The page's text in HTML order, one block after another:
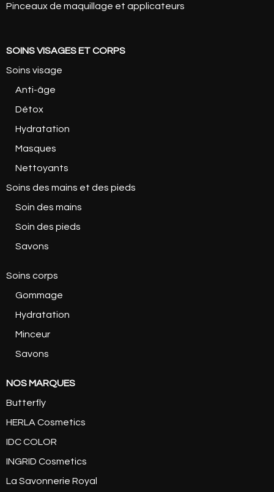
Pinceaux de maquillage et applicateurs
SOINS VISAGES ET CORPS
Soins visage
Anti-âge
Détox
Hydratation
Masques
Nettoyants
Soins des mains et des pieds
Soin des mains
Soin des pieds
Savons
Soins corps
Gommage
Hydratation
Minceur
Savons
NOS MARQUES
Butterfly
HERLA Cosmetics
IDC COLOR
INGRID Cosmetics
La Savonnerie Royal